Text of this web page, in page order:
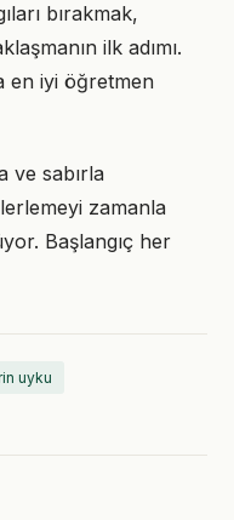
bırakmak,
ilk adımı.
en iyi öğretmen
ve sabırla
zamanla
Başlangıç her
uyku